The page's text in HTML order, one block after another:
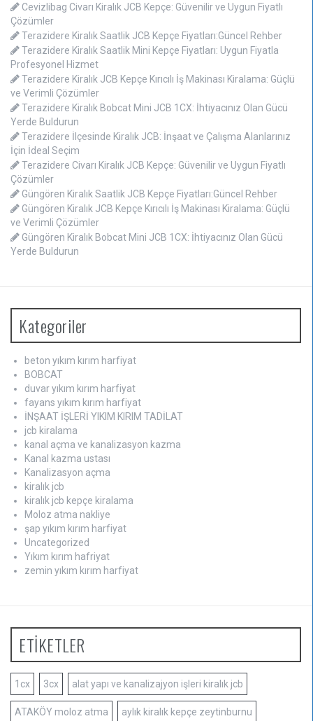
Cevizlibag Civarı Kiralık JCB Kepçe: Güvenilir ve Uygun Fiyatlı
Çözümler
Terazidere Kiralık Saatlik JCB Kepçe Fiyatları:Güncel Rehber
Terazidere Kiralık Saatlik Mini Kepçe Fiyatları: Uygun Fiyatla
Profesyonel Hizmet
Terazidere Kiralık JCB Kepçe Kırıcılı İş Makinası Kiralama: Güçlü
ve Verimli Çözümler
Terazidere Kiralık Bobcat Mini JCB 1CX: İhtiyacınız Olan Gücü
Yerde Buldurun
Terazidere İlçesinde Kiralık JCB: İnşaat ve Çalışma Alanlarınız
İçin İdeal Seçim
Terazidere Civarı Kiralık JCB Kepçe: Güvenilir ve Uygun Fiyatlı
Çözümler
Güngören Kiralık Saatlik JCB Kepçe Fiyatları:Güncel Rehber
Güngören Kiralık JCB Kepçe Kırıcılı İş Makinası Kiralama: Güçlü
ve Verimli Çözümler
Güngören Kiralık Bobcat Mini JCB 1CX: İhtiyacınız Olan Gücü
Yerde Buldurun
Kategoriler
beton yıkım kırım harfiyat
BOBCAT
duvar yıkım kırım harfiyat
fayans yıkım kırım harfiyat
İNŞAAT İŞLERİ YIKIM KIRIM TADİLAT
jcb kiralama
kanal açma ve kanalizasyon kazma
Kanal kazma ustası
Kanalizasyon açma
kiralık jcb
kiralık jcb kepçe kiralama
Moloz atma nakliye
şap yıkım kırım harfiyat
Uncategorized
Yıkım kırım hafriyat
zemin yıkım kırım harfiyat
ETİKETLER
1cx 3cx alat yapı ve kanalizajyon işleri kiralık jcb
ATAKÖY moloz atma aylık kiralık kepçe zeytinburnu